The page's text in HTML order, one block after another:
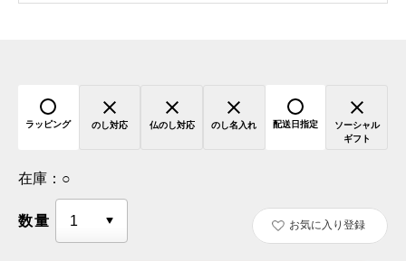
ラッピング のし対応 仏のし対応 のし名入れ 配送日指定
ソーシャル
ギフト
在庫： ○
数量 お気に入り登録